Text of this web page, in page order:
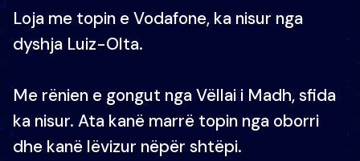
Loja me topin e Vodafone, ka nisur nga
dyshja Luiz-Olta.
Me rënien e gongut nga Vëllai i Madh, sfida
ka nisur. Ata kanë marrë topin nga oborri
dhe kanë lëvizur nëpër shtëpi.